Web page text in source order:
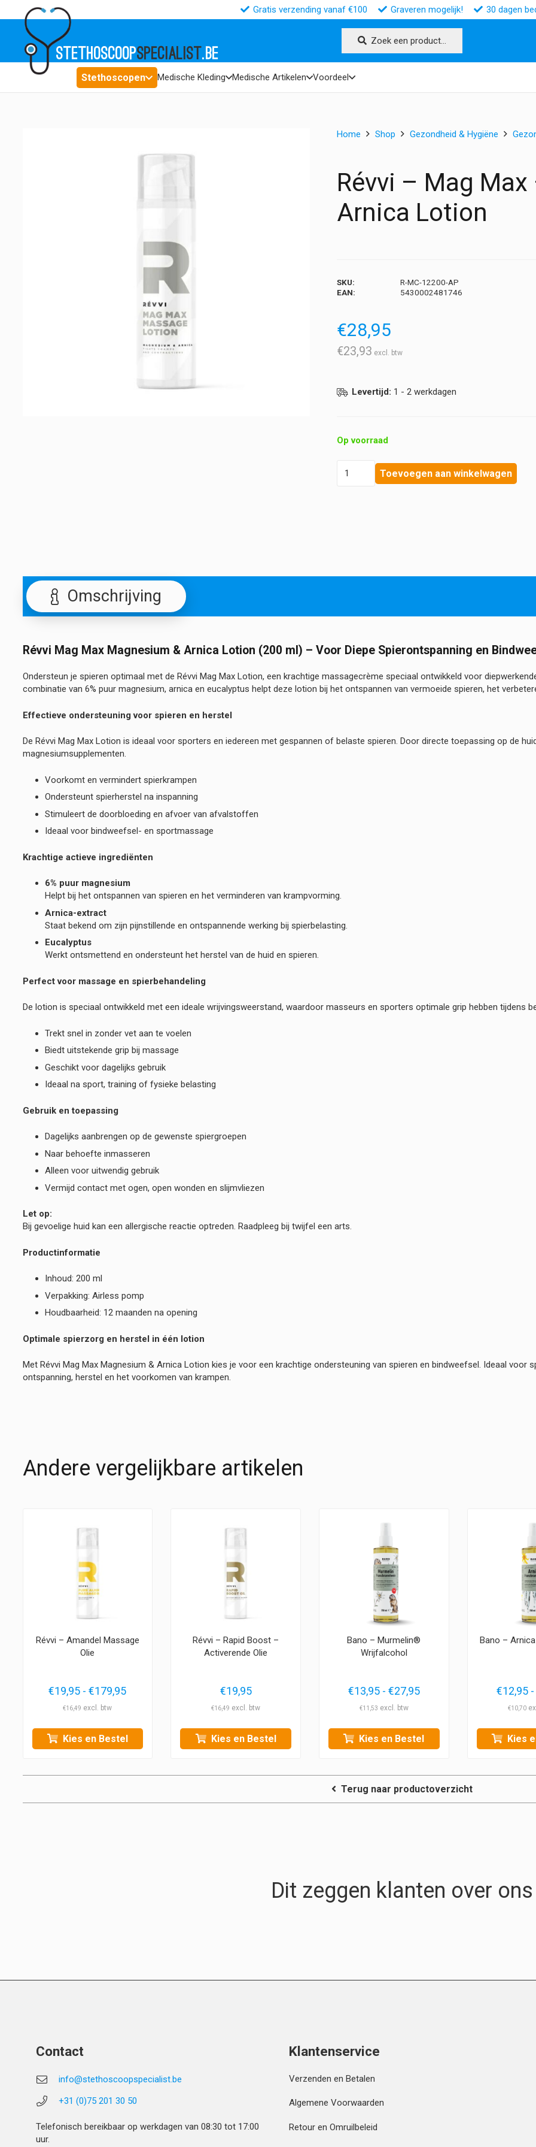
Gratis verzending vanaf €100 Graveren mogelijk! 30 dagen
STETHOSCOOPSPECIALIST.BE
Zoek een product…
Stethoscopen Medische Kleding Medische Artikelen Voordeel
Home Shop Gezondheid & Hygiëne
Révvi – Mag
Arnica Lotion
SKU:
R-MC-12200-AP
EAN:
5430002481746
€28,95
€23,93
Levertijd: 1 - 2 werkdagen
Op voorraad
aantal
Toevoegen aan winkelwagen
Omschrijving
Révvi Mag Max Magnesium & Arnica Lotion (200 ml) – Voor Diepe Spierontspanning en
Ondersteun je spieren optimaal met de Révvi Mag Max Lotion, een krachtige massagecrème speciaal ontwikkeld voor
combinatie van 6% puur magnesium, arnica en eucalyptus helpt deze lotion bij het ontspannen van vermoeide spieren, het
Effectieve ondersteuning voor spieren en herstel
De Révvi Mag Max Lotion is ideaal voor sporters en iedereen met gespannen of belaste spieren. Door directe toepassing op de
magnesiumsupplementen.
Voorkomt en vermindert spierkrampen
Ondersteunt spierherstel na inspanning
Stimuleert de doorbloeding en afvoer van afvalstoffen
Ideaal voor bindweefsel- en sportmassage
Krachtige actieve ingrediënten
6% puur magnesium
Helpt bij het ontspannen van spieren en het verminderen van krampvorming.
Arnica-extract
Staat bekend om zijn pijnstillende en ontspannende werking bij spierbelasting.
Eucalyptus
Werkt ontsmettend en ondersteunt het herstel van de huid en spieren.
Perfect voor massage en spierbehandeling
De lotion is speciaal ontwikkeld met een ideale wrijvingsweerstand, waardoor masseurs en sporters optimale grip hebben tijdens
Trekt snel in zonder vet aan te voelen
Biedt uitstekende grip bij massage
Geschikt voor dagelijks gebruik
Ideaal na sport, training of fysieke belasting
Gebruik en toepassing
Dagelijks aanbrengen op de gewenste spiergroepen
Naar behoefte inmasseren
Alleen voor uitwendig gebruik
Vermijd contact met ogen, open wonden en slijmvliezen
Let op:
Bij gevoelige huid kan een allergische reactie optreden. Raadpleeg bij twijfel een arts.
Productinformatie
Inhoud: 200 ml
Verpakking: Airless pomp
Houdbaarheid: 12 maanden na opening
Optimale spierzorg en herstel in één lotion
Met Révvi Mag Max Magnesium & Arnica Lotion kies je voor een krachtige ondersteuning van spieren en bindweefsel. Ideaal voor
ontspanning, herstel en het voorkomen van krampen.
Andere vergelijkbare artikelen
Révvi – Amandel Massage
Olie
€19,95 - €179,95Prijsklasse:
€179,95
€16,49
Kies en Bestel
Révvi – Rapid Boost –
Activerende Olie
€19,95
€16,49
Kies en Bestel
Bano – Murmelin®
Wrijfalcohol
€13,95 - €27,95Prijsklasse:
€27,95
€11,53
Kies en Bestel
Bano –
€12,95 -
€10,70
Kies
Terug naar productoverzicht
Dit zeggen klanten over ons
Contact
info@stethoscoopspecialist.be
+31 (0)75 201 30 50
Telefonisch bereikbaar op werkdagen van 08:30 tot 17:00
uur.
Klantenservice
Verzenden en Betalen
Algemene Voorwaarden
Retour en Omruilbeleid